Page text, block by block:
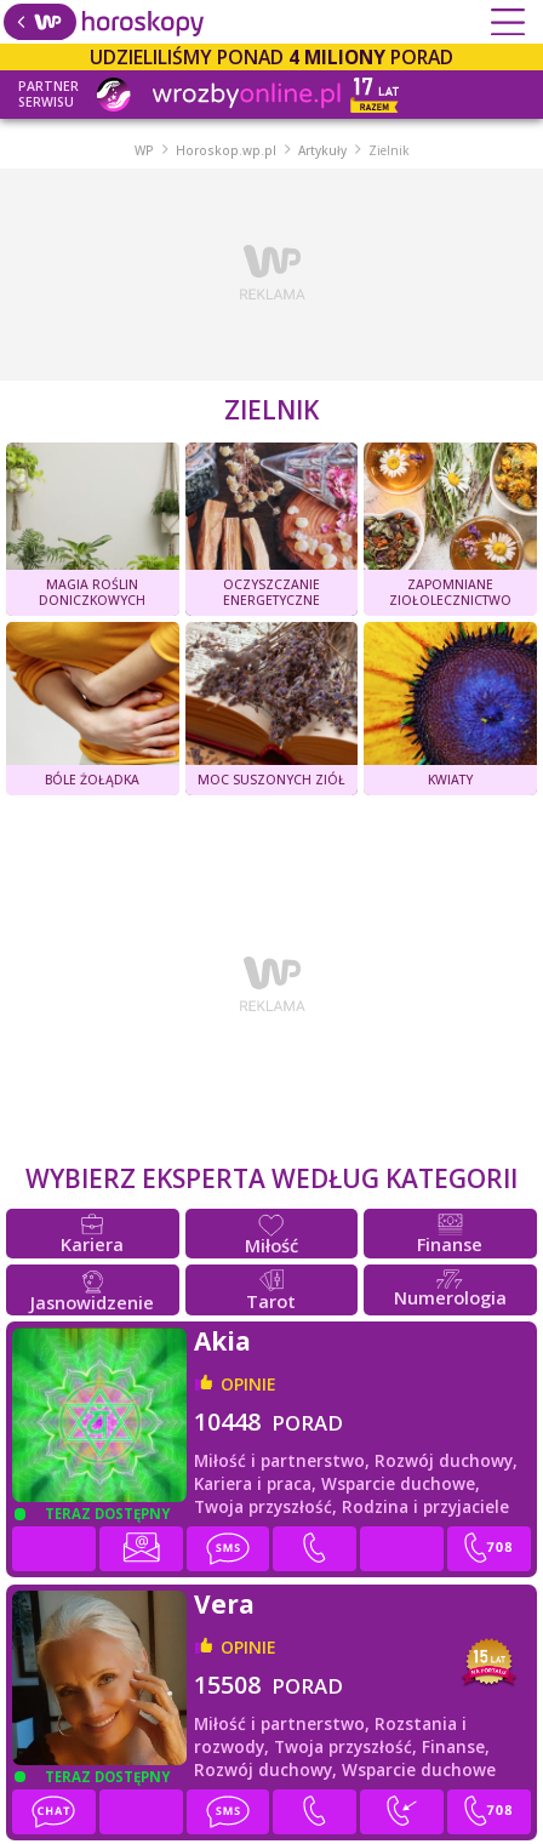
UDZIELILIŚMY PONAD 4 MILIONY PORAD
PARTNER
SERWISU
WP Horoskop.wp.pl Artykuły Zielnik
ZIELNIK
MAGIA ROŚLIN
DONICZKOWYCH
OCZYSZCZANIE
ENERGETYCZNE
ZAPOMNIANE
ZIOŁOLECZNICTWO
BÓLE ŻOŁĄDKA MOC SUSZONYCH ZIÓŁ KWIATY
WYBIERZ EKSPERTA WEDŁUG KATEGORII
Kariera Miłość Finanse
Jasnowidzenie Tarot Numerologia
TERAZ DOSTĘPNY
Akia
OPINIE
10448 PORAD
Miłość i partnerstwo, Rozwój duchowy,
Kariera i praca, Wsparcie duchowe,
Twoja przyszłość, Rodzina i przyjaciele
TERAZ DOSTĘPNY
Vera
OPINIE
15508 PORAD
Miłość i partnerstwo, Rozstania i
rozwody, Twoja przyszłość, Finanse,
Rozwój duchowy, Wsparcie duchowe